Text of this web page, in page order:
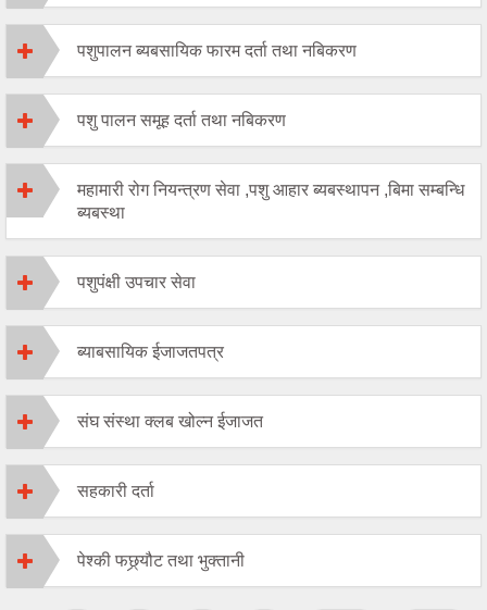
पशुपालन ब्यबसायिक फारम दर्ता तथा नबिकरण
पशु पालन समूह दर्ता तथा नबिकरण
महामारी रोग नियन्त्रण सेवा ,पशु आहार ब्यबस्थापन ,बिमा सम्बन्धि
ब्यबस्था
पशुपंक्षी उपचार सेवा
ब्याबसायिक ईजाजतपत्र
संघ संस्था क्लब खोल्न ईजाजत
सहकारी दर्ता
पेश्की फछ्र्यौट तथा भुक्तानी